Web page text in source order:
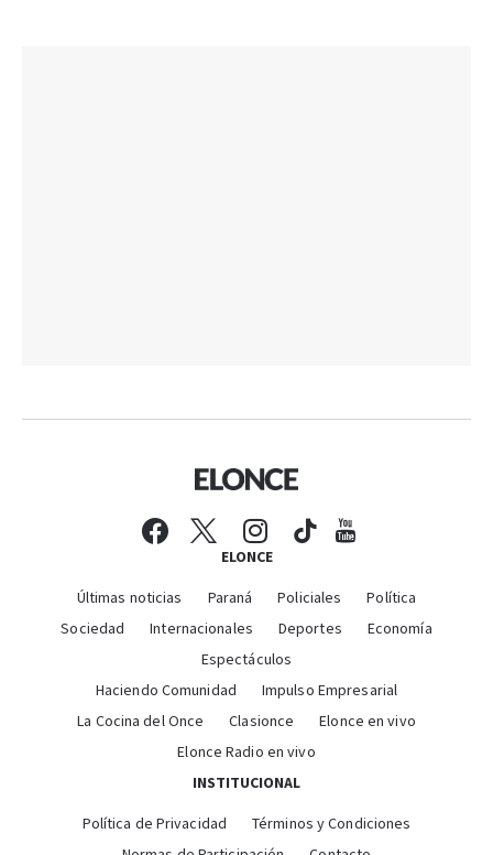
ELONCE
Últimas noticias Paraná Policiales
Política
Sociedad
Internacionales Deportes
Economía
Espectáculos
Haciendo Comunidad
Impulso Empresarial
La Cocina del Once
Clasionce
Elonce en vivo
Elonce Radio en vivo
INSTITUCIONAL
Política de Privacidad
Términos y Condiciones